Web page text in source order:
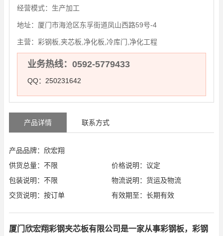
经营模式： 生产加工
地址： 厦门市海沧区东孚街道凤山西路59号-4
主营： 彩钢板,夹芯板,净化板,冷库门,净化工程
业务热线：0592-5779433
QQ：250231642
产品详情 联系方式
产品品牌：欣宏翔
供货总量：不限
价格说明：议定
包装说明：不限
物流说明：货运及物流
交货说明：按订单
有效期至：长期有效
厦门欣宏翔彩钢夹芯板有限公司是一家从事彩钢板，彩钢